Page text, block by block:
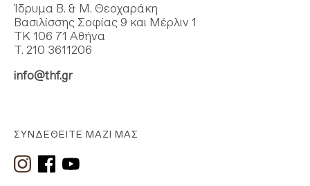
ΣΥΝΔΕΘΕΊΤΕ ΜΑΖΊ ΜΑΣ
Ίδρυμα Β. & Μ. Θεοχαράκη
Βασιλίσσης Σοφίας 9 και Μέρλιν 1
ΤΚ 106 71 Αθήνα
Τ. 210 3611206
info@thf.gr